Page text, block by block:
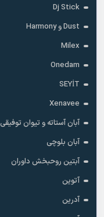
Dj Stick
Dust و Harmony
Milex
Onedam
SEYİT
Xenavee
آبان آستاته و تیوان توفیقی
آبان بلوچی
آبتین روحبخش داوران
آتوین
آدرین